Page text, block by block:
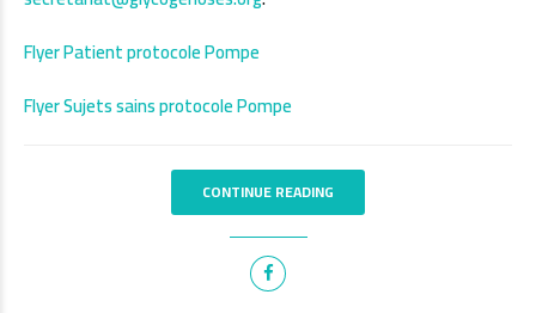
Flyer Patient protocole Pompe
Flyer Sujets sains protocole Pompe
CONTINUE READING